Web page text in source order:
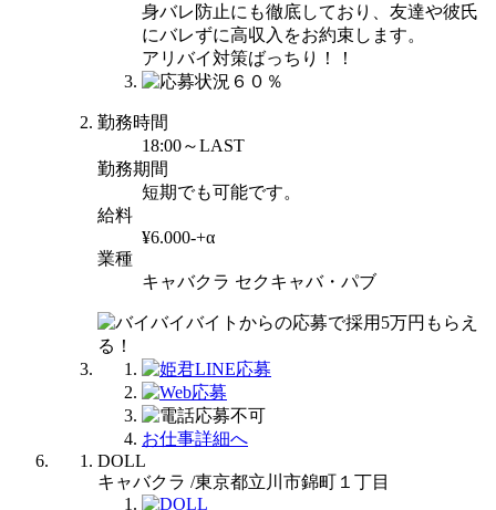
身バレ防止にも徹底しており、友達や彼氏
にバレずに高収入をお約束します。
アリバイ対策ばっちり！！
勤務時間
18:00～LAST
勤務期間
短期でも可能です。
給料
¥6.000-+α
業種
キャバクラ セクキャバ・パブ
お仕事詳細へ
DOLL
キャバクラ /東京都立川市錦町１丁目